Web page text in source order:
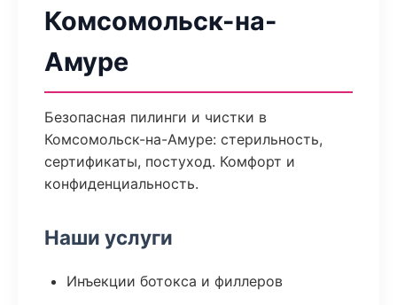
Комсомольск-на-
Амуре
Безопасная пилинги и чистки в
Комсомольск-на-Амуре: стерильность,
сертификаты, постуход. Комфорт и
конфиденциальность.
Наши услуги
Инъекции ботокса и филлеров